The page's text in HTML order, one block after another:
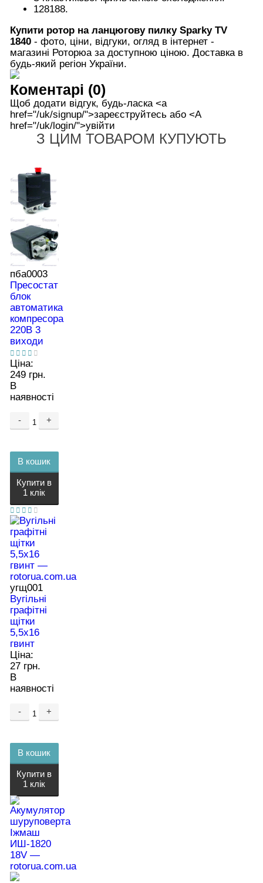
128188.
Купити ротор на ланцюгову пилку Sparky TV
1840 - фото, ціни, відгуки, огляд в інтернет -
магазині Роторюа за доступною ціною. Доставка в
будь-який регіон України.
Коментарі (0)
Щоб додати відгук, будь-ласка <а
href="/uk/signup/">зареєструйтесь або <А
href="/uk/login/">увійти
З ЦИМ ТОВАРОМ КУПУЮТЬ
пба0003
Пресостат
блок
автоматика
компресора
220В 3
виходи
Ціна:
249 грн.
В
наявності
- +
В кошик
Купити в
1 клік
угщ001
Вугільні
графітні
щітки
5,5х16
гвинт
Ціна:
27 грн.
В
наявності
- +
В кошик
Купити в
1 клік